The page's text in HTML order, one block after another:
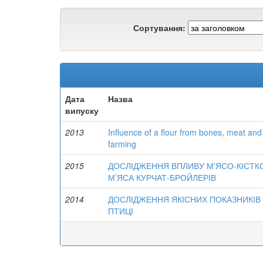
Сортування:
Дата
випуску
Назва
2013
Influence of a flour from bones, meat
farming
2015
ДОСЛІДЖЕННЯ ВПЛИВУ М'ЯСО-
М’ЯСА КУРЧАТ-БРОЙЛЕРІВ
2014
ДОСЛІДЖЕННЯ ЯКІСНИХ
ПТИЦІ